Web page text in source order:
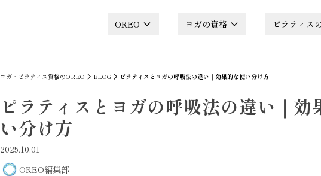
OREO ヨガの資格 ピラティス
ヨガ・ピラティス資格のOREO BLOG ピラティスとヨガの呼吸法の違い｜効果的な使い分け方
ピラティスとヨガの呼吸法の違い｜効
い分け方
2025.10.01
OREO編集部